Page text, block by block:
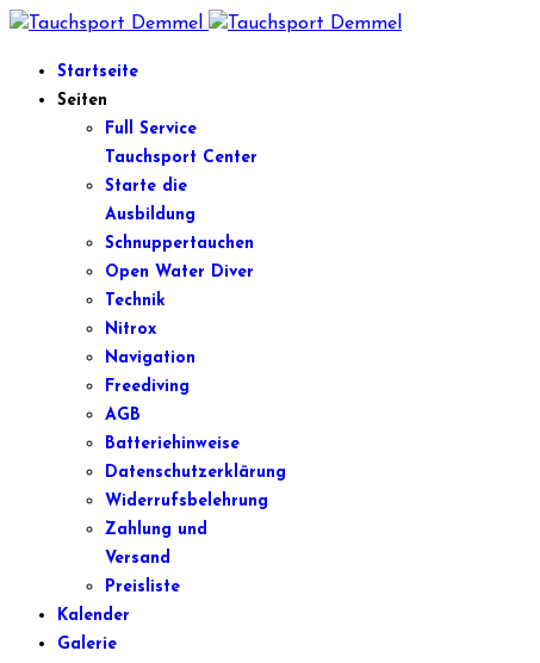
Startseite
Seiten
Full Service
Tauchsport Center
Starte die
Ausbildung
Schnuppertauchen
Open Water Diver
Technik
Nitrox
Navigation
Freediving
AGB
Batteriehinweise
Datenschutzerklärung
Widerrufsbelehrung
Zahlung und
Versand
Preisliste
Kalender
Galerie